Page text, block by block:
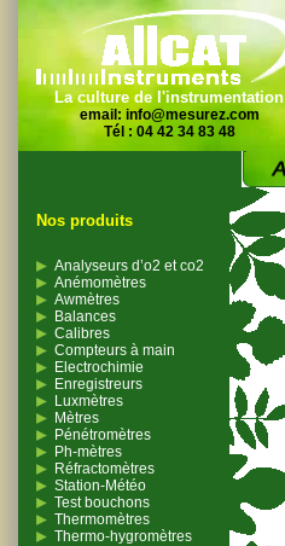
La culture de l'instrumentation
email: info@mesurez.com
Tél : 04 42 34 83 48
Nos produits
Analyseurs d’o2 et co2
Anémomètres
Awmètres
Balances
Calibres
Compteurs à main
Electrochimie
Enregistreurs
Luxmètres
Mètres
Pénétromètres
Ph-mètres
Réfractomètres
Station-Météo
Test bouchons
Thermomètres
Thermo-hygromètres